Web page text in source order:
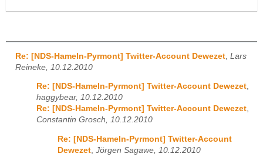
Re: [NDS-Hameln-Pyrmont] Twitter-Account Dewezet Lars
Reineke, 10.12.2010
Re: [NDS-Hameln-Pyrmont] Twitter-Account Dewezet,
haggybear, 10.12.2010
Re: [NDS-Hameln-Pyrmont] Twitter-Account Dewezet,
Constantin Grosch, 10.12.2010
Re: [NDS-Hameln-Pyrmont] Twitter-Account
Dewezet Jörgen Sagawe, 10.12.2010